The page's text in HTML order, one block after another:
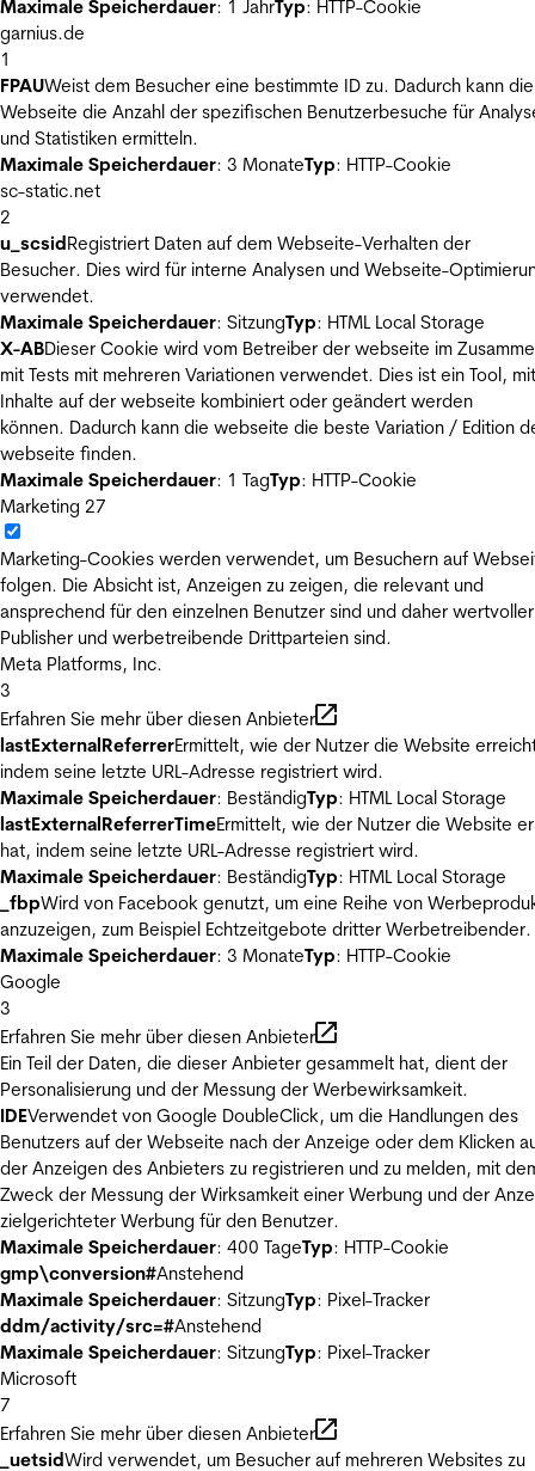
Maximale Speicherdauer: 1 JahrTyp: HTTP-Cookie
garnius.de
1
FPAUWeist dem Besucher eine bestimmte ID zu. Dadurch kann die
Webseite die Anzahl der spezifischen Benutzerbesuche für
und Statistiken ermitteln.
Maximale Speicherdauer: 3 MonateTyp: HTTP-Cookie
sc-static.net
2
u_scsidRegistriert Daten auf dem Webseite-Verhalten der
Besucher. Dies wird für interne Analysen und Webseite-
verwendet.
Maximale Speicherdauer: SitzungTyp: HTML Local Storage
X-ABDieser Cookie wird vom Betreiber der webseite im
mit Tests mit mehreren Variationen verwendet. Dies ist ein Tool,
Inhalte auf der webseite kombiniert oder geändert werden
können. Dadurch kann die webseite die beste Variation / Edition
webseite finden.
Maximale Speicherdauer: 1 TagTyp: HTTP-Cookie
Marketing 27
Marketing-Cookies werden verwendet, um Besuchern auf
folgen. Die Absicht ist, Anzeigen zu zeigen, die relevant und
ansprechend für den einzelnen Benutzer sind und daher
Publisher und werbetreibende Drittparteien sind.
Meta Platforms, Inc.
3
Erfahren Sie mehr über diesen Anbieter
lastExternalReferrerErmittelt, wie der Nutzer die Website
indem seine letzte URL-Adresse registriert wird.
Maximale Speicherdauer: BeständigTyp: HTML Local Storage
lastExternalReferrerTimeErmittelt, wie der Nutzer die Website
hat, indem seine letzte URL-Adresse registriert wird.
Maximale Speicherdauer: BeständigTyp: HTML Local Storage
_fbpWird von Facebook genutzt, um eine Reihe von
anzuzeigen, zum Beispiel Echtzeitgebote dritter Werbetreibender.
Maximale Speicherdauer: 3 MonateTyp: HTTP-Cookie
Google
3
Erfahren Sie mehr über diesen Anbieter
Ein Teil der Daten, die dieser Anbieter gesammelt hat, dient der
Personalisierung und der Messung der Werbewirksamkeit.
IDEVerwendet von Google DoubleClick, um die Handlungen des
Benutzers auf der Webseite nach der Anzeige oder dem Klicken
der Anzeigen des Anbieters zu registrieren und zu melden, mit
Zweck der Messung der Wirksamkeit einer Werbung und der
zielgerichteter Werbung für den Benutzer.
Maximale Speicherdauer: 400 TageTyp: HTTP-Cookie
gmp\conversion#Anstehend
Maximale Speicherdauer: SitzungTyp: Pixel-Tracker
ddm/activity/src=#Anstehend
Maximale Speicherdauer: SitzungTyp: Pixel-Tracker
Microsoft
7
Erfahren Sie mehr über diesen Anbieter
_uetsidWird verwendet, um Besucher auf mehreren Websites zu